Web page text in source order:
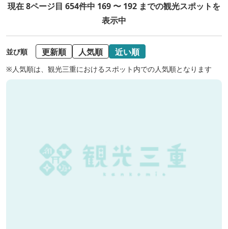
現在 8ページ目 654件中 169 〜 192 までの観光スポットを
表示中
並び順 更新順 人気順 近い順
※人気順は、観光三重におけるスポット内での人気順となります